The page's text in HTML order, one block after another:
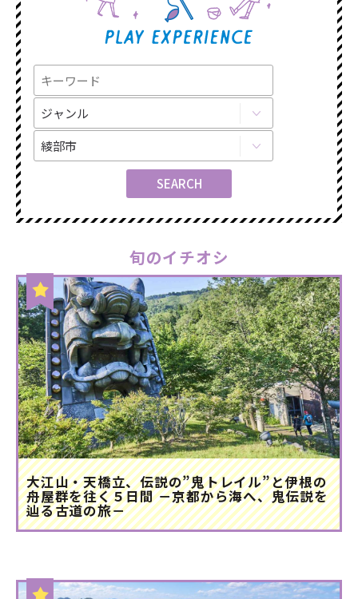
旬のイチオシ
大江山・天橋立、伝説の”鬼トレイル”と伊根の
舟屋群を往く５日間 －京都から海へ、鬼伝説を
辿る古道の旅－